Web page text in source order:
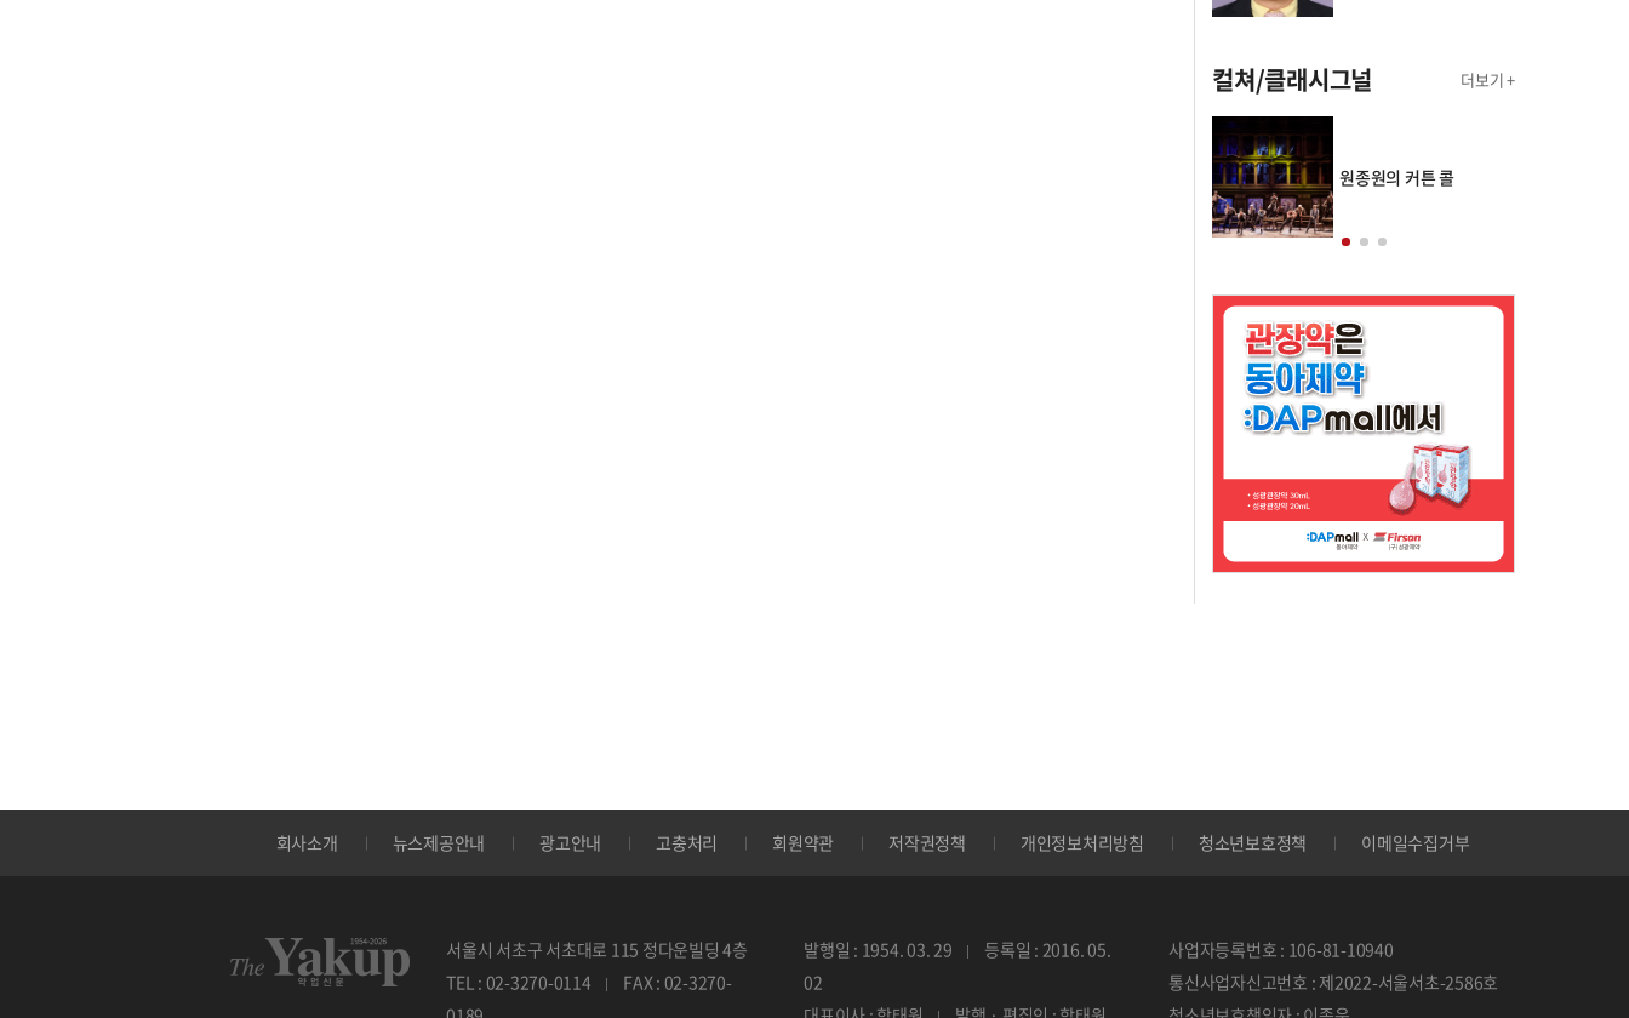
컬쳐/클래시그널 더보기 +
원종원의 커튼 콜
회사소개 뉴스제공안내 광고안내 고충처리 회원약관 저작권정책 개인정보처리방침 청소년보호정책 이메일수집거부
서울시 서초구 서초대로 115 정다운빌딩 4층
TEL : 02-3270-0114
FAX : 02-3270-
발행일 : 1954. 03. 29
등록일 : 2016. 05.
02
사업자등록번호 : 106-81-10940
통신사업자신고번호 : 제2022-서울서초-2586호